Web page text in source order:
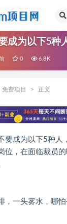
成为以下5种
0 6.8K
免费项目 正文
要成为以下5种人
位，在面临裁员
，一头雾水，哪